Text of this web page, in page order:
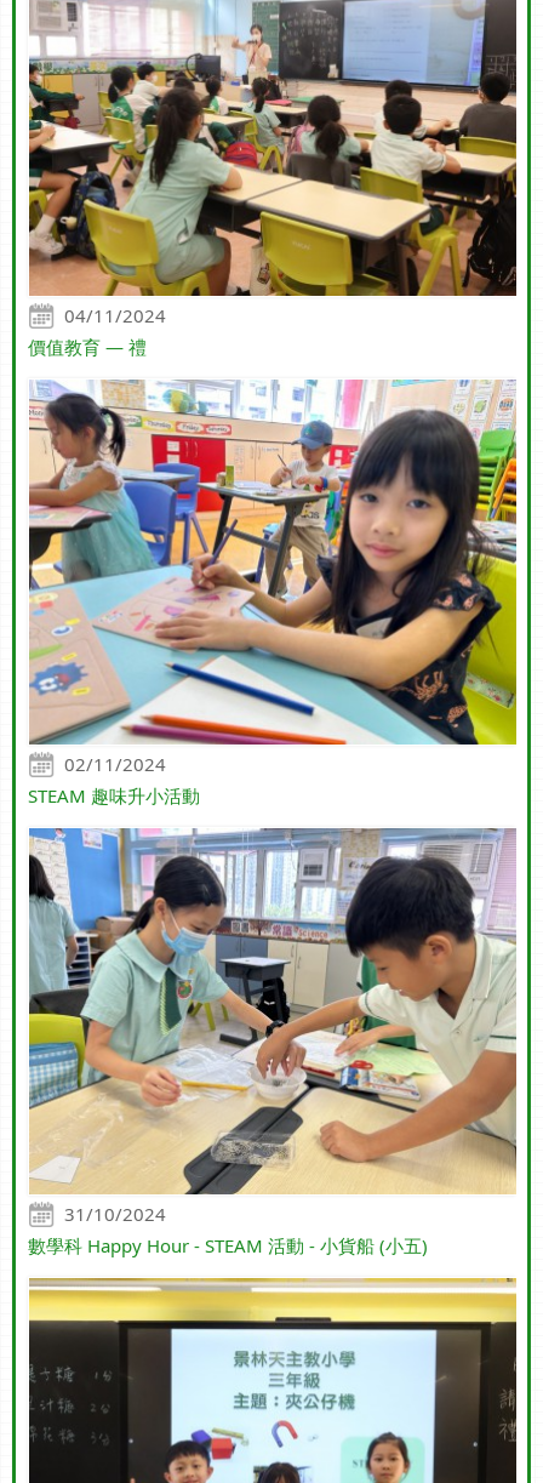
04/11/2024
價值教育 — 禮
02/11/2024
STEAM 趣味升小活動
31/10/2024
數學科 Happy Hour - STEAM 活動 - 小貨船 (小五)